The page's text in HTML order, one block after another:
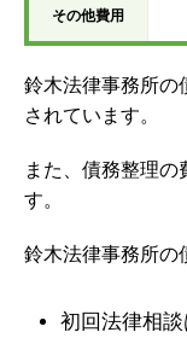
その他費用
鈴木法律事務所の
されています。
また、債務整理
す。
鈴木法律事務所の
初回法律相